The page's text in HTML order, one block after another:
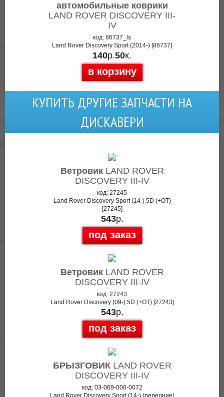
автомобильные коврики
LAND ROVER DISCOVERY III-
IV
код: 86737_ls
Land Rover Discovery Sport (2014-) [86737]
140р.50к.
в корзину
КУПИТЬ ДРУГИЕ ЗАПЧАСТИ НА
ДИСКАВЕРИ
ВетровикLAND ROVER
DISCOVERY III-IV
код: 27245
Land Rover Discovery Sport (14-) 5D (+OT)
[27245]
543р.
под заказ
ВетровикLAND ROVER
DISCOVERY III-IV
код: 27243
Land Rover Discovery (09-) 5D (+OT) [27243]
543р.
под заказ
БРЫЗГОВИКLAND ROVER
DISCOVERY III-IV
код: 03-069-000-0072
Land Rover Discovery Sport (14-) (передние)